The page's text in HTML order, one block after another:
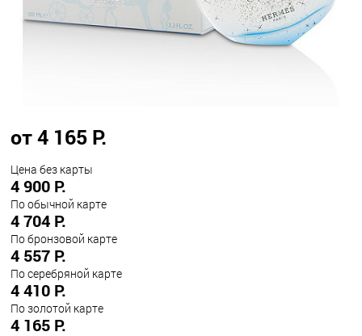
от 4 165 Р.
Цена без карты
4 900 Р.
По обычной карте
4 704 Р.
По бронзовой карте
4 557 Р.
По серебряной карте
4 410 Р.
По золотой карте
4 165 Р.